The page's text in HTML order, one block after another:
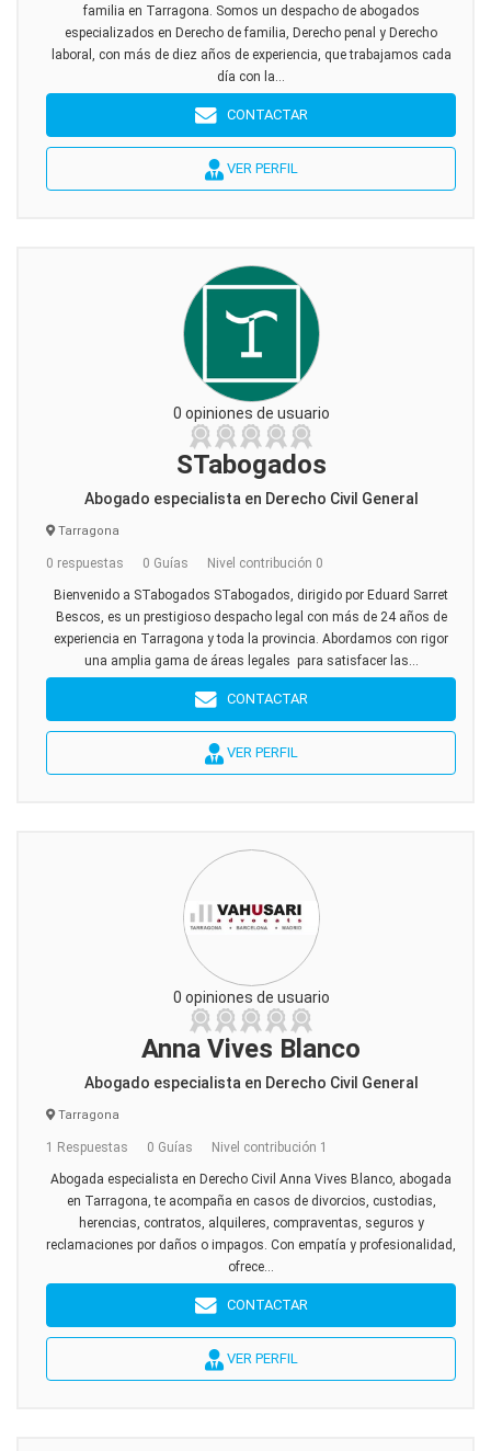
familia en Tarragona. Somos un despacho de abogados
especializados en Derecho de familia, Derecho penal y Derecho
laboral, con más de diez años de experiencia, que trabajamos cada
día con la...
CONTACTAR
VER PERFIL
0 opiniones de usuario
STabogados
Abogado especialista en Derecho Civil General
Tarragona
0 respuestas 0 Guías Nivel contribución 0
Bienvenido a STabogados STabogados, dirigido por Eduard Sarret
Bescos, es un prestigioso despacho legal con más de 24 años de
experiencia en Tarragona y toda la provincia. Abordamos con rigor
una amplia gama de áreas legales para satisfacer las...
CONTACTAR
VER PERFIL
0 opiniones de usuario
Anna Vives Blanco
Abogado especialista en Derecho Civil General
Tarragona
1 Respuestas 0 Guías Nivel contribución 1
Abogada especialista en Derecho Civil Anna Vives Blanco, abogada
en Tarragona, te acompaña en casos de divorcios, custodias,
herencias, contratos, alquileres, compraventas, seguros y
reclamaciones por daños o impagos. Con empatía y profesionalidad,
ofrece...
CONTACTAR
VER PERFIL